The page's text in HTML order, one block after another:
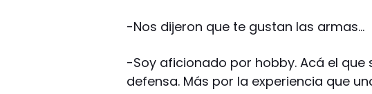
-Nos dijeron que te gustan las armas…
-Soy aficionado por hobby. Acá el que
defensa. Más por la experiencia que